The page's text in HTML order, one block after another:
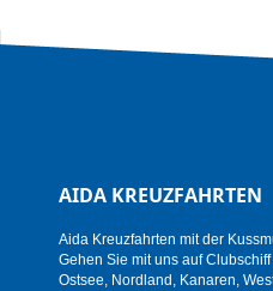
AIDA KREUZFAHRTEN
Aida Kreuzfahrten mit der
Gehen Sie mit uns auf
Ostsee, Nordland, Kanaren,